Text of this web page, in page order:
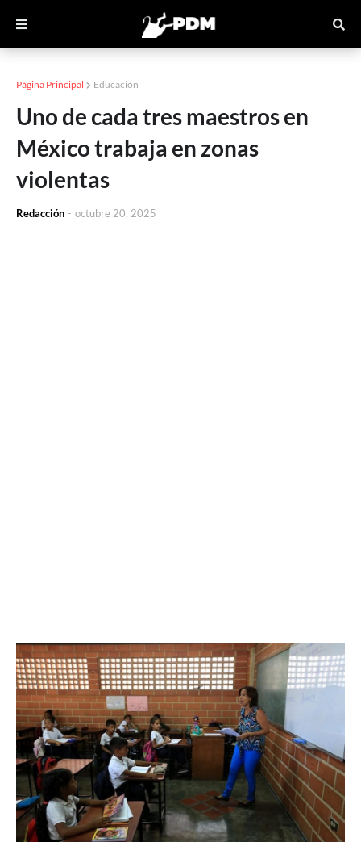
Página Principal Educación
Uno de cada tres maestros en
México trabaja en zonas
violentas
Redacción - octubre 20, 2025